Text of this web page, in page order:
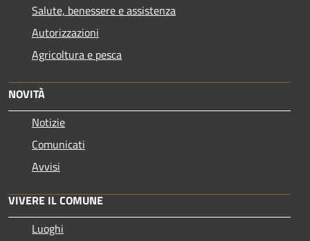
Salute, benessere e assistenza
Autorizzazioni
Agricoltura e pesca
NOVITÀ
Notizie
Comunicati
Avvisi
VIVERE IL COMUNE
Luoghi